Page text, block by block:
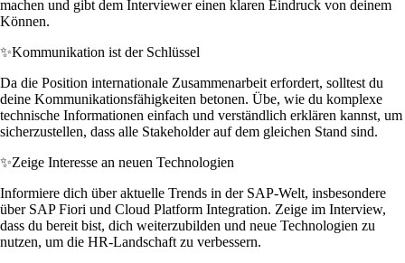
machen und gibt dem Interviewer einen klaren Eindruck von deinem
Können.
✨Kommunikation ist der Schlüssel
Da die Position internationale Zusammenarbeit erfordert, solltest du
deine Kommunikationsfähigkeiten betonen. Übe, wie du komplexe
technische Informationen einfach und verständlich erklären kannst, um
sicherzustellen, dass alle Stakeholder auf dem gleichen Stand sind.
✨Zeige Interesse an neuen Technologien
Informiere dich über aktuelle Trends in der SAP-Welt, insbesondere
über SAP Fiori und Cloud Platform Integration. Zeige im Interview,
dass du bereit bist, dich weiterzubilden und neue Technologien zu
nutzen, um die HR-Landschaft zu verbessern.